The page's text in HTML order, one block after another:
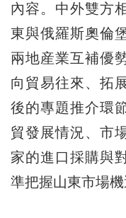
內容。中外雙方
東與俄羅斯奧倫
兩地産業互補優
向貿易往來、拓
後的專題推介環
貿發展情況、市
家的進口採購與
準把握山東市場機